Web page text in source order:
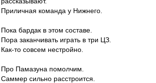
Приличная команда у Нижнего.
Пока бардак в этом составе.
Пора заканчивать играть в три ЦЗ.
Как-то совсем нестройно.
Про Памазуна помолчим.
Саммер сильно расстроится.